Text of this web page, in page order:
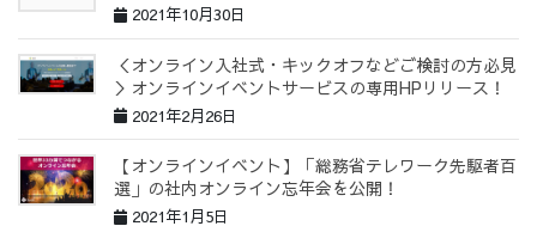
2021年10月30日
＜オンライン入社式・キックオフなどご検討の方必見
＞オンラインイベントサービスの専用HPリリース！
2021年2月26日
【オンラインイベント】「総務省テレワーク先駆者百
選」の社内オンライン忘年会を公開！
2021年1月5日